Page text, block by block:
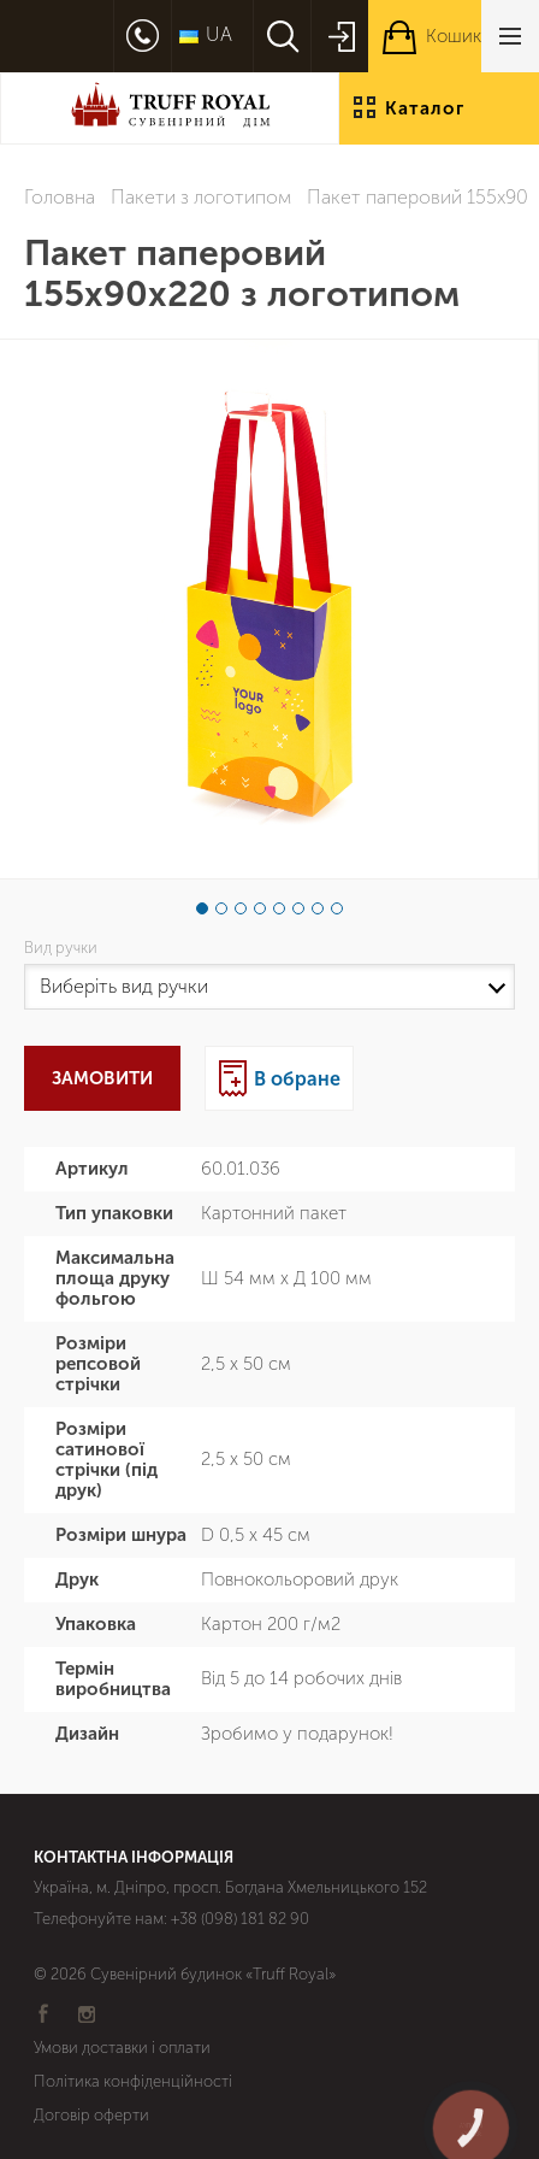
Каталог
UA Кошик
Головна Пакети з логотипом Пакет паперовий
Пакет паперовий
155х90х220 з логотипом
Вид ручки
ЗАМОВИТИ В обране
Артикул 60.01.036
Тип упаковки Картонний пакет
Максимальна
площа друку
фольгою
Ш 54 мм х Д 100 мм
Розміри
репсовой
стрічки
2,5 х 50 см
Розміри
сатинової
стрічки (під
друк)
2,5 х 50 см
Розміри шнура D 0,5 х 45 см
Друк Повнокольоровий друк
Упаковка Картон 200 г/м2
Термін
виробництва
Від 5 до 14 робочих днів
Дизайн Зробимо у подарунок!
КОНТАКТНА ІНФОРМАЦІЯ
Україна, м. Дніпро, просп. Богдана Хмельницького 152
Телефонуйте нам: +38 (098) 181 82 90
© 2026 Сувенірний будинок «Truff Royal»
Умови доставки і оплати
Політика конфіденційності
Договір оферти
КНОПКА
ЗВ'ЯЗКУ